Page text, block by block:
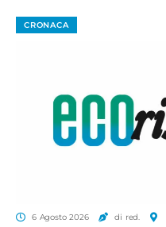
CRONACA
6 Agosto 2026 di red.